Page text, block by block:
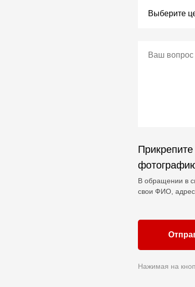
В обращении в
свои ФИО, адрес
Нажимая на